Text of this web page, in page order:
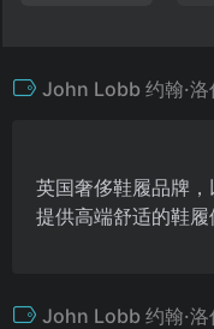
John Lobb 约翰·洛
英国奢侈鞋履品牌，
提供高端舒适的鞋履
John Lobb 约翰·洛